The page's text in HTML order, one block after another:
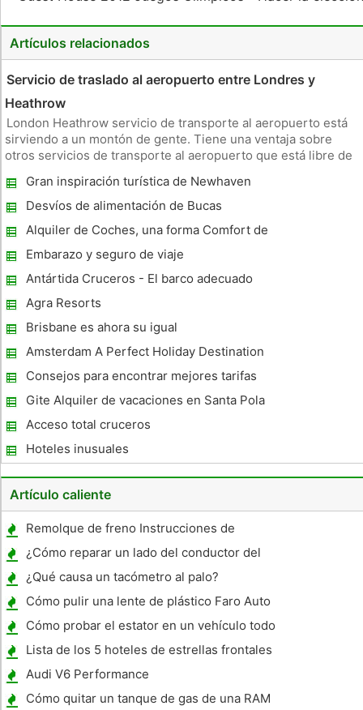
Artículos relacionados
Servicio de traslado al aeropuerto entre Londres y
Heathrow
London Heathrow servicio de transporte al aeropuerto está
sirviendo a un montón de gente. Tiene una ventaja sobre
otros servicios de transporte al aeropuerto que está libre de
elevación. Número de aviones en tierra y despegue del
aeropuerto de Hea
Gran inspiración turística de Newhaven
Desvíos de alimentación de Bucas
Alquiler de Coches, una forma Comfort de
viajar a Baja Tasa de
Embarazo y seguro de viaje
Antártida Cruceros - El barco adecuado
puede hacer o romper su viaje
Agra Resorts
Brisbane es ahora su igual
Amsterdam A Perfect Holiday Destination
Consejos para encontrar mejores tarifas
aéreas
Gite Alquiler de vacaciones en Santa Pola
España
Acceso total cruceros
Hoteles inusuales
Artículo caliente
Remolque de freno Instrucciones de
cableado del controlador
¿Cómo reparar un lado del conductor del
coche del cinturón de la hebilla
¿Qué causa un tacómetro al palo?
Cómo pulir una lente de plástico Faro Auto
Cómo probar el estator en un vehículo todo
terreno
Lista de los 5 hoteles de estrellas frontales
y laterales Coches
Audi V6 Performance
Cómo quitar un tanque de gas de una RAM